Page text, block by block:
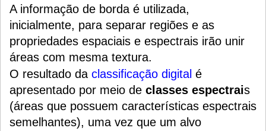
A informação de borda é utilizada,
inicialmente, para separar regiões e as
propriedades espaciais e espectrais irão unir
áreas com mesma textura.
O resultado da classificação digital é
apresentado por meio de classes espectrais
(áreas que possuem características espectrais
semelhantes), uma vez que um alvo